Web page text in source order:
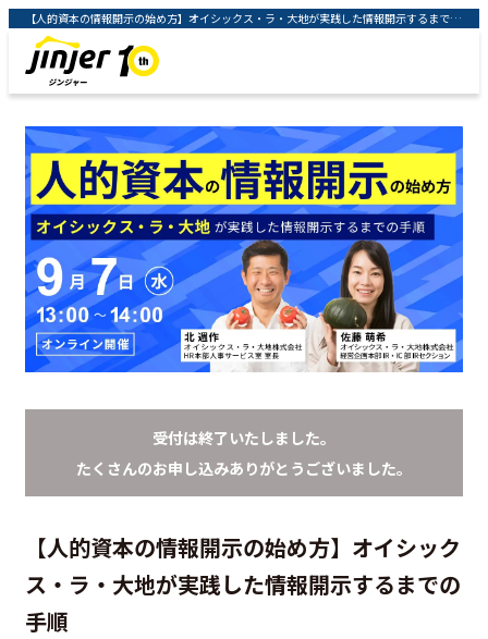
【人的資本の情報開示の始め方】オイシックス・ラ・大地が実践した情報開示するまでの手順 ｜クラウド型人事労務システム「ジンジャー」 ｜ jinjer株式会社
受付は終了いたしました。
たくさんのお申し込みありがとうございました。
【人的資本の情報開示の始め方】オイシック
ス・ラ・大地が実践した情報開示するまでの
手順